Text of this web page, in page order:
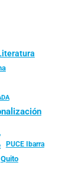
PUCE Ibarra
Quito